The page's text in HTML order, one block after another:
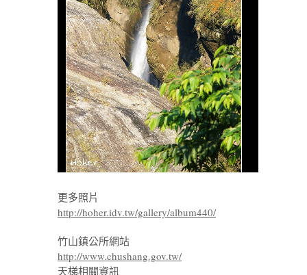
更多照片
http://hoher.idv.tw/gallery/album440/
竹山鎮公所網站
http://www.chushang.gov.tw/
天梯相關資訊